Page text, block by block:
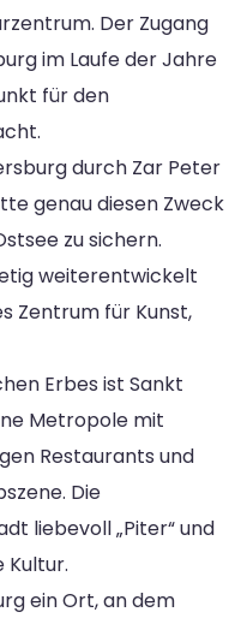
Der Zugang
im Laufe der Jahre
für den
durch Zar Peter
genau diesen Zweck
zu sichern.
weiterentwickelt
Zentrum für Kunst,
Erbes ist Sankt
Metropole mit
Restaurants und
Die
liebevoll „Piter“ und
Kultur.
ein Ort, an dem